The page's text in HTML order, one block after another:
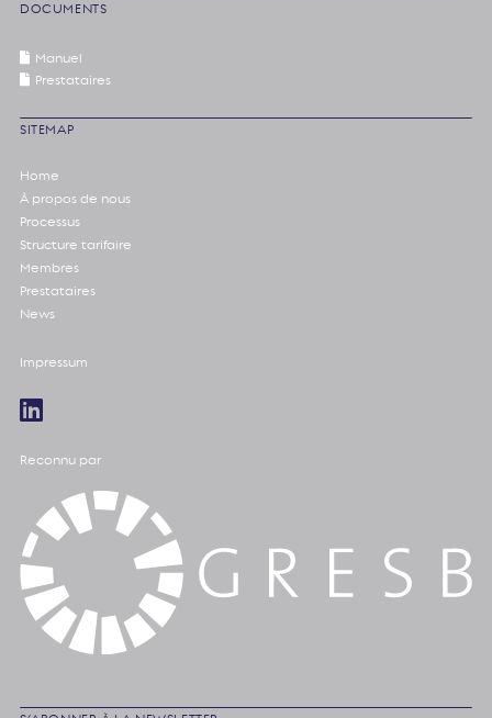
DOCUMENTS
Manuel
Prestataires
SITEMAP
Home
À propos de nous
Processus
Structure tarifaire
Membres
Prestataires
News
Impressum
Reconnu par